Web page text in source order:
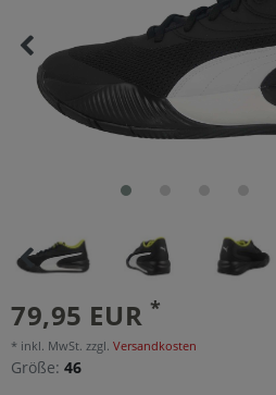
79,95 EUR *
* inkl. MwSt. zzgl. Versandkosten
Größe: 46